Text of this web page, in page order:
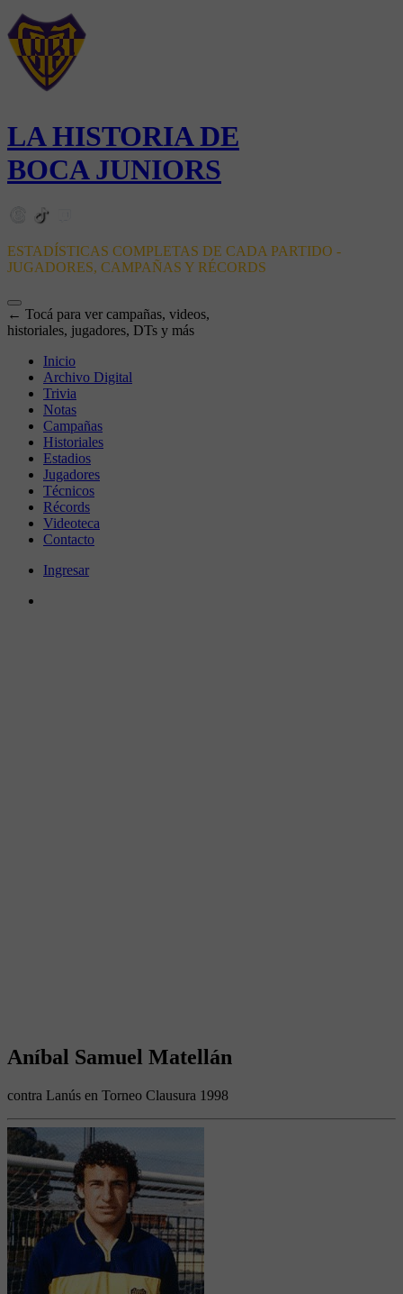
LA HISTORIA DE
BOCA JUNIORS
ESTADÍSTICAS COMPLETAS DE CADA PARTIDO -
JUGADORES, CAMPAÑAS Y RÉCORDS
← Tocá para ver campañas, videos,
historiales, jugadores, DTs y más
Inicio
Archivo Digital
Trivia
Notas
Campañas
Historiales
Estadios
Jugadores
Técnicos
Récords
Videoteca
Contacto
Ingresar
Aníbal Samuel Matellán
contra Lanús en Torneo Clausura 1998